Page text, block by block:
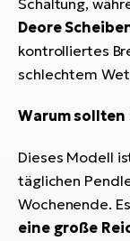
Schaltung,
Deore
kontrolliertes
schlechtem
Warum sollten
Dieses Modell
täglichen
Wochenende.
eine große